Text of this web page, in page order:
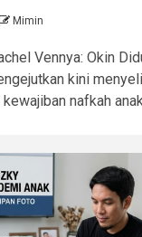
Mimin
Vennya: Okin
kini
nafkah